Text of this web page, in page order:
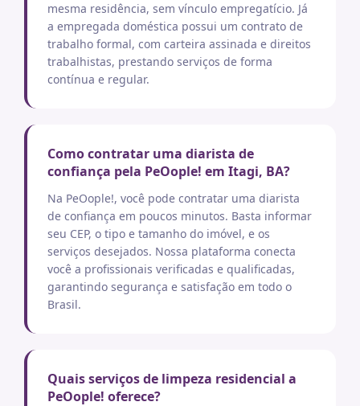
mesma residência, sem vínculo empregatício. Já
a empregada doméstica possui um contrato de
trabalho formal, com carteira assinada e direitos
trabalhistas, prestando serviços de forma
contínua e regular.
Como contratar uma diarista de
confiança pela PeOople! em Itagi, BA?
Na PeOople!, você pode contratar uma diarista
de confiança em poucos minutos. Basta informar
seu CEP, o tipo e tamanho do imóvel, e os
serviços desejados. Nossa plataforma conecta
você a profissionais verificadas e qualificadas,
garantindo segurança e satisfação em todo o
Brasil.
Quais serviços de limpeza residencial a
PeOople! oferece?